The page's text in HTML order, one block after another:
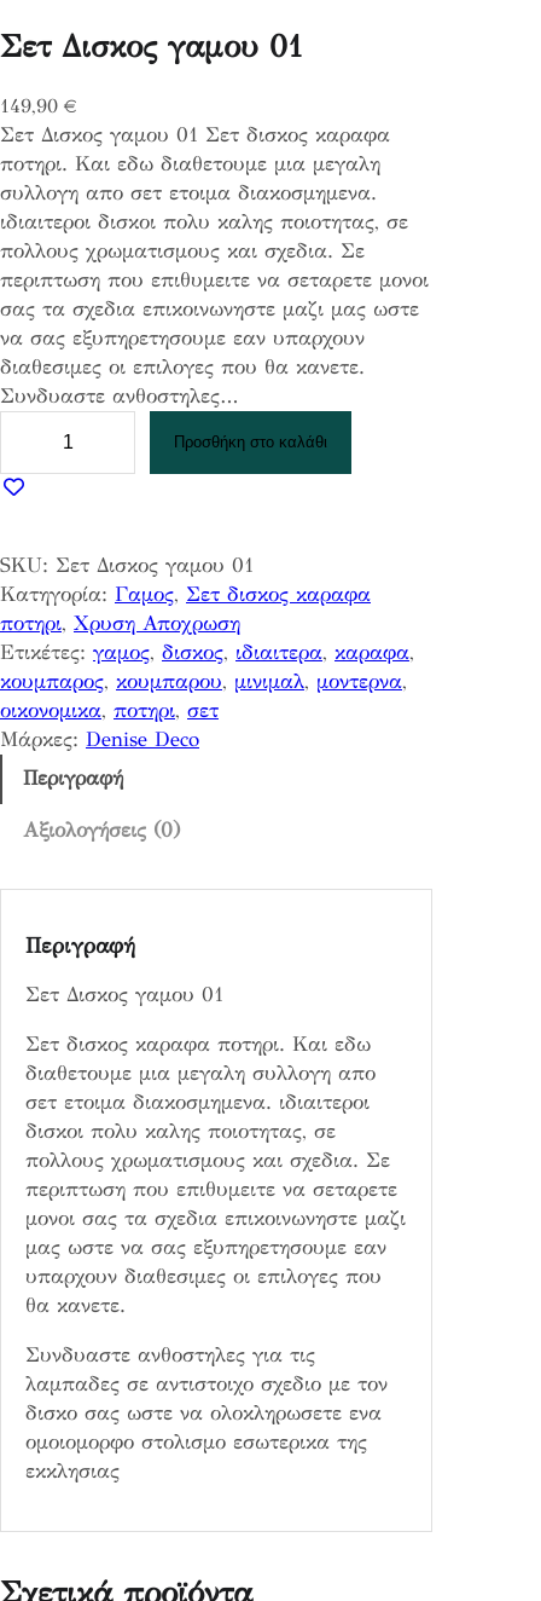
Σετ Δισκος γαμου 01
149,90 €
Σετ Δισκος γαμου 01 Σετ δισκος καραφα
ποτηρι. Και εδω διαθετουμε μια μεγαλη
συλλογη απο σετ ετοιμα διακοσμημενα.
ιδιαιτεροι δισκοι πολυ καλης ποιοτητας, σε
πολλους χρωματισμους και σχεδια. Σε
περιπτωση που επιθυμειτε να σεταρετε μονοι
σας τα σχεδια επικοινωνηστε μαζι μας ωστε
να σας εξυπηρετησουμε εαν υπαρχουν
διαθεσιμες οι επιλογες που θα κανετε.
Συνδυαστε ανθοστηλες…
τ
σ
κ
ο
ς
γ
α
μ
υ
π
Προσθήκη στο καλάθι
SKU: Σετ Δισκος γαμου 01
Κατηγορία: Γαμος, Σετ δισκος καραφα
ποτηρι, Χρυση Αποχρωση
Ετικέτες: γαμος, δισκος, ιδιαιτερα, καραφα
κουμπαρος, κουμπαρου, μινιμαλ, μοντερνα
οικονομικα, ποτηρι, σετ
Μάρκες: Denise Deco
Περιγραφή
Αξιολογήσεις (0)
Περιγραφή
Σετ Δισκος γαμου 01
Σετ δισκος καραφα ποτηρι. Και εδω
διαθετουμε μια μεγαλη συλλογη απο
σετ ετοιμα διακοσμημενα. ιδιαιτεροι
δισκοι πολυ καλης ποιοτητας, σε
πολλους χρωματισμους και σχεδια. Σε
περιπτωση που επιθυμειτε να σεταρετε
μονοι σας τα σχεδια επικοινωνηστε μαζι
μας ωστε να σας εξυπηρετησουμε εαν
υπαρχουν διαθεσιμες οι επιλογες που
θα κανετε.
Συνδυαστε ανθοστηλες για τις
λαμπαδες σε αντιστοιχο σχεδιο με τον
δισκο σας ωστε να ολοκληρωσετε ενα
ομοιομορφο στολισμο εσωτερικα της
εκκλησιας
Σχετικά προϊόντα